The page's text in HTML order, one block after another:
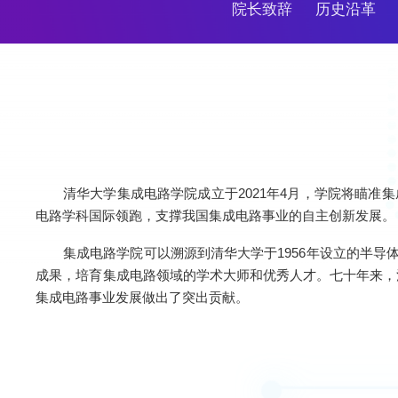
院长致辞 历史沿革
清华大学集成电路学院成立于2021年4月，学院将瞄准
电路学科国际领跑，支撑我国集成电路事业的自主创新发展。
集成电路学院可以溯源到清华大学于1956年设立的半导
成果，培育集成电路领域的学术大师和优秀人才。七十年来
集成电路事业发展做出了突出贡献。